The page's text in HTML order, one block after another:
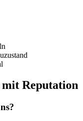
Reputation